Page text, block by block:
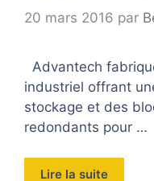
20 mars 2016 par
Advantech
industriel offrant
stockage et des
redondants pour …
Lire la suite